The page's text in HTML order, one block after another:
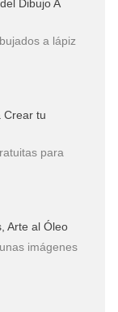
Dibujo A
a lápiz
Crear tu
para
Arte al Óleo
imágenes